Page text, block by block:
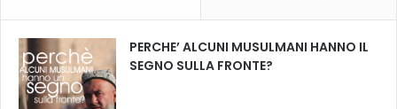
PERCHE’ ALCUNI MUSULMANI HANNO IL
SEGNO SULLA FRONTE?